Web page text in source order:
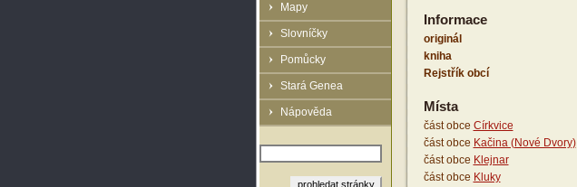
Mapy
Slovníčky
Pomůcky
Stará Genea
Nápověda
Informace
originál
kniha
Rejstřík obcí
Místa
část obce Církvice
část obce Kačina (Nové Dvory)
část obce Klejnar
část obce Kluky